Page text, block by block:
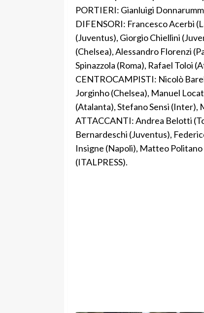
PORTIERI: Gianluigi
DIFENSORI: Francesco Acerbi
(Juventus), Giorgio Chiellini
(Chelsea), Alessandro Florenzi
Spinazzola (Roma), Rafael Toloi
CENTROCAMPISTI: Nicolò
Jorginho (Chelsea), Manuel
(Atalanta), Stefano Sensi (Inter),
ATTACCANTI: Andrea Belotti
Bernardeschi (Juventus),
Insigne (Napoli), Matteo Politano
(ITALPRESS).